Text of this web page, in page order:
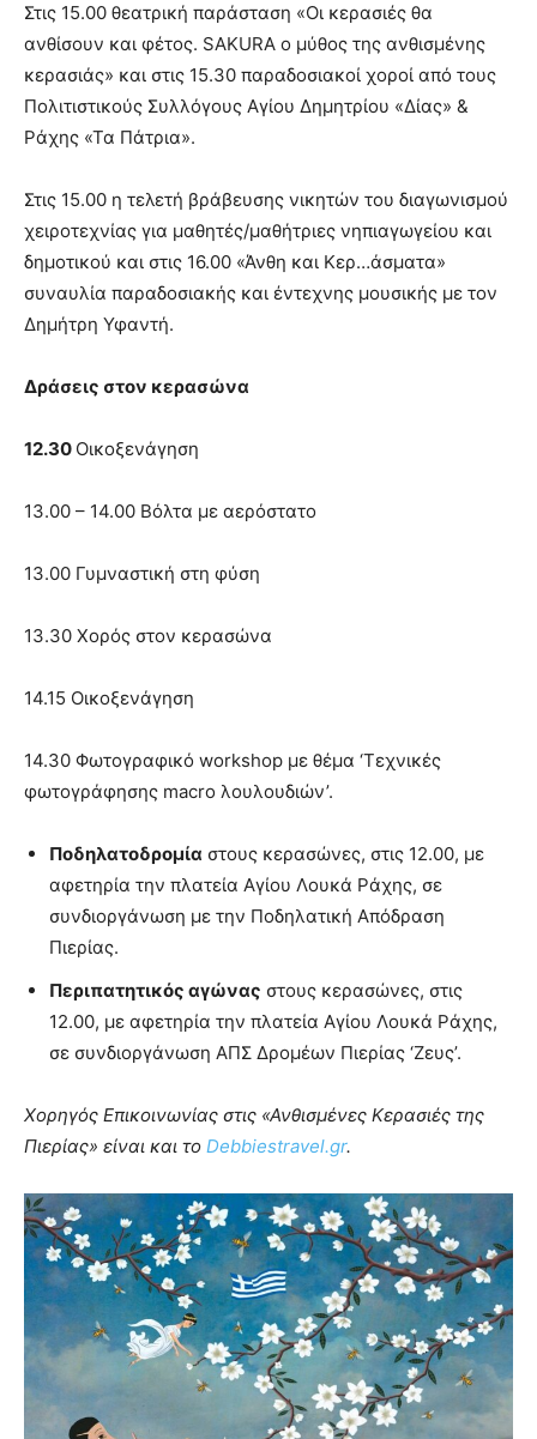
Στις 15.00 θεατρική παράσταση «Οι κερασιές θα
ανθίσουν και φέτος. SAKURA ο μύθος της ανθισμένης
κερασιάς» και στις 15.30 παραδοσιακοί χοροί από τους
Πολιτιστικούς Συλλόγους Αγίου Δημητρίου «Δίας» &
Ράχης «Τα Πάτρια».
Στις 15.00 η τελετή βράβευσης νικητών του διαγωνισμού
χειροτεχνίας για μαθητές/μαθήτριες νηπιαγωγείου και
δημοτικού και στις 16.00 «Άνθη και Κερ…άσματα»
συναυλία παραδοσιακής και έντεχνης μουσικής με τον
Δημήτρη Υφαντή.
Δράσεις στον κερασώνα
12.30 Οικοξενάγηση
13.00 – 14.00 Βόλτα με αερόστατο
13.00 Γυμναστική στη φύση
13.30 Χορός στον κερασώνα
14.15 Οικοξενάγηση
14.30 Φωτογραφικό workshop με θέμα ‘Τεχνικές
φωτογράφησης macro λουλουδιών’.
Ποδηλατοδρομία στους κερασώνες, στις 12.00, με
αφετηρία την πλατεία Αγίου Λουκά Ράχης, σε
συνδιοργάνωση με την Ποδηλατική Απόδραση
Πιερίας.
Περιπατητικός αγώνας στους κερασώνες, στις
12.00, με αφετηρία την πλατεία Αγίου Λουκά Ράχης,
σε συνδιοργάνωση ΑΠΣ Δρομέων Πιερίας ‘Ζευς’.
Χορηγός Επικοινωνίας στις «Ανθισμένες Κερασιές της
Πιερίας» είναι και το Debbiestravel.gr.